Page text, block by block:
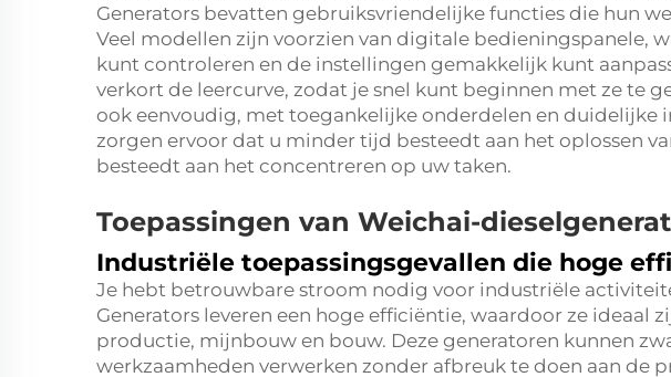
Generators bevatten gebruiksvriendelijke functies die hun
Veel modellen zijn voorzien van digitale bedieningspanele,
kunt controleren en de instellingen gemakkelijk kunt
verkort de leercurve, zodat je snel kunt beginnen met ze te
ook eenvoudig, met toegankelijke onderdelen en duidelijke
zorgen ervoor dat u minder tijd besteedt aan het oplossen
besteedt aan het concentreren op uw taken.
Toepassingen van Weichai-
Industriële toepassingsgevallen die hoge
Je hebt betrouwbare stroom nodig voor industriële
Generators leveren een hoge efficiëntie, waardoor ze ideaal
productie, mijnbouw en bouw. Deze generatoren kunnen
werkzaamheden verwerken zonder afbreuk te doen aan de